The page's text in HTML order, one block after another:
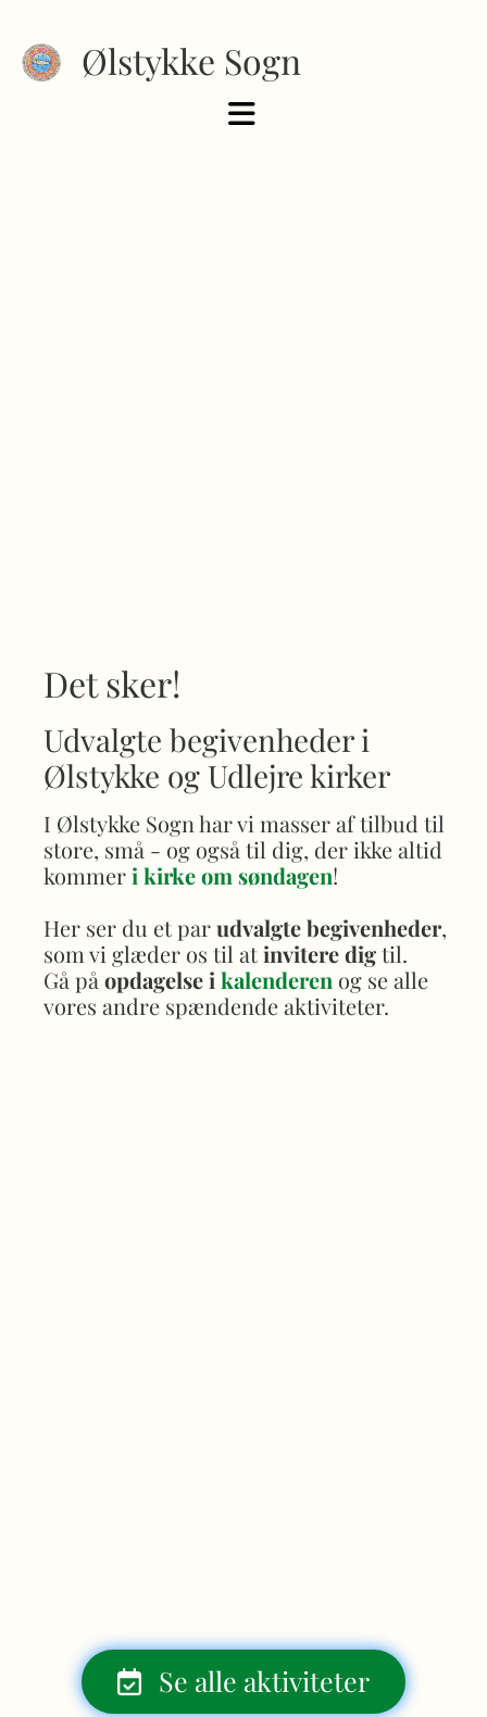
Ølstykke Sogn
Det sker!
Udvalgte begivenheder i
Ølstykke og Udlejre kirker
I Ølstykke Sogn har vi masser af tilbud til
store, små - og også til dig, der ikke altid
kommeri kirke om søndagen!
Her ser du et parudvalgte begivenheder,
som vi glæder os til atinvitere digtil.
Gå på opdagelse i kalenderen og se alle
vores andre spændende aktiviteter.
Se alle aktiviteter